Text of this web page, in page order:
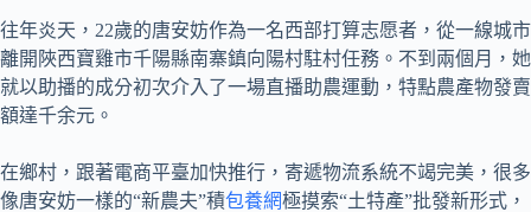
往年炎天，22歲的唐安妨作為一名西部打算志愿者，從一線城市
離開陜西寶雞市千陽縣南寨鎮向陽村駐村任務。不到兩個月，她
就以助播的成分初次介入了一場直播助農運動，特點農產物發賣
額達千余元。
在鄉村，跟著電商平臺加快推行，寄遞物流系統不竭完美，很多
像唐安妨一樣的“新農夫”積包養網極摸索“土特產”批發新形式，